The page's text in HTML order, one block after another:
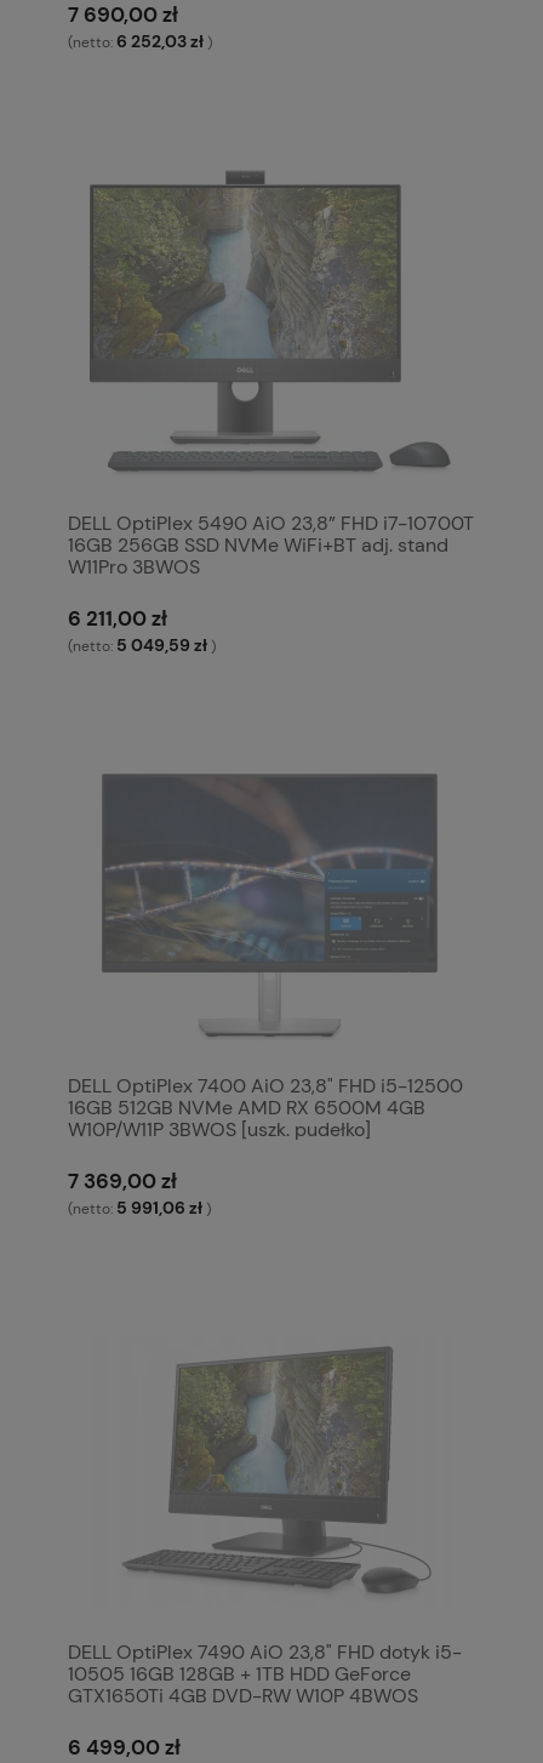
7 690,00 zł
(netto:6 252,03 zł )
DELL OptiPlex 5490 AiO 23,8” FHD i7-10700T
16GB 256GB SSD NVMe WiFi+BT adj. stand
W11Pro 3BWOS
6 211,00 zł
(netto: 5 049,59 zł )
DELL OptiPlex 7400 AiO 23,8" FHD i5-12500
16GB 512GB NVMe AMD RX 6500M 4GB
W10P/W11P 3BWOS [uszk. pudełko]
7 369,00 zł
(netto: 5 991,06 zł )
DELL OptiPlex 7490 AiO 23,8" FHD dotyk i5-
10505 16GB 128GB + 1TB HDD GeForce
GTX1650Ti 4GB DVD-RW W10P 4BWOS
6 499,00 zł